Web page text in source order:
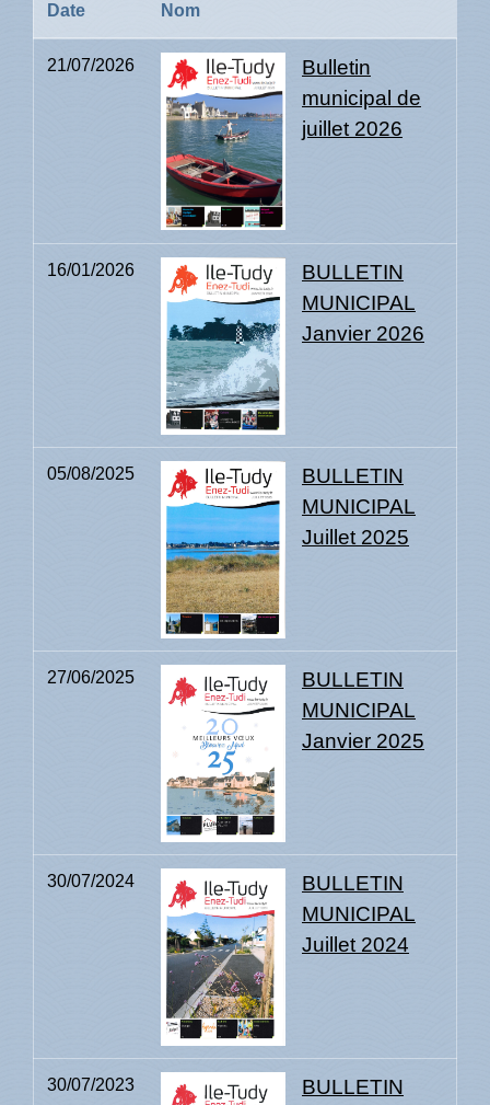
Date Nom
21/07/2026
Bulletin
municipal de
juillet 2026
16/01/2026
BULLETIN
MUNICIPAL
Janvier 2026
05/08/2025
BULLETIN
MUNICIPAL
Juillet 2025
27/06/2025
BULLETIN
MUNICIPAL
Janvier 2025
30/07/2024
BULLETIN
MUNICIPAL
Juillet 2024
30/07/2023
BULLETIN